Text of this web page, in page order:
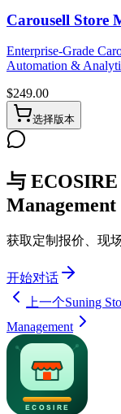
Carousell Store
Enterprise-Grade
Automation &
$249.00
选择版本
与
Management
获取定制报价、现
开始对话
上一个Suning
Management